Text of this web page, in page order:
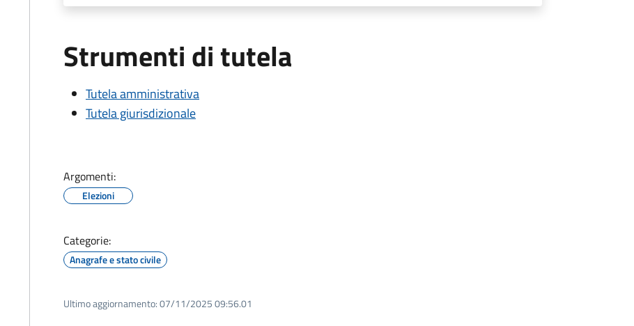
Strumenti di tutela
Tutela amministrativa
Tutela giurisdizionale
Argomenti:
Elezioni
Categorie:
Anagrafe e stato civile
Ultimo aggiornamento:07/11/2025 09:56.01